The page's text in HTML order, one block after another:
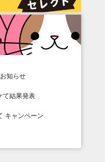
知らせ
て結果発表
キャンペーン